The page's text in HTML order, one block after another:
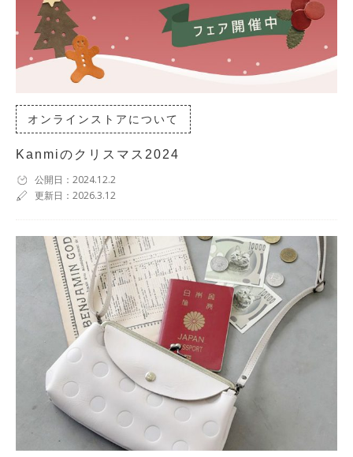
オンラインストアについて
Kanmiのクリスマス2024
公開日：2024.12.2
更新日：2026.3.12